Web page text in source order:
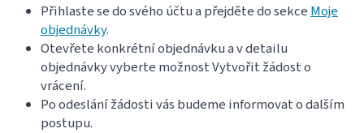
Přihlaste se do svého účtu a přejděte do sekceMoje
objednávky.
Otevřete konkrétní objednávku a v detailu
objednávky vyberte možnost Vytvořit žádost o
vrácení.
Po odeslání žádosti vás budeme informovat o dalším
postupu.